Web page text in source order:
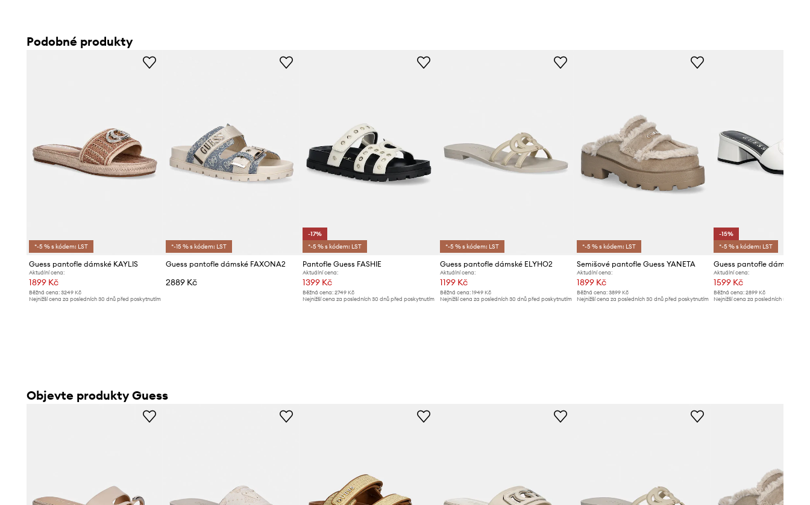
Výrobce
Podobné produkty
*-5 % s kódem: LST
Guess pantofle dámské KAYLIS
Aktuální cena:
1899 Kč
Běžná cena: 3249 Kč
Nejnižší cena za posledních 30 dnů před poskytnutím
*-15 % s kódem: LST
Guess pantofle dámské FAXONA2
2889 Kč
-17%
*-5 % s kódem: LST
Pantofle Guess FASHIE
Aktuální cena:
1399 Kč
Běžná cena: 2749 Kč
Nejnižší cena za posledních 30 dnů před poskytnutím
*-5 % s kódem: LST
Guess pantofle dámské ELYHO2
Aktuální cena:
1199 Kč
Běžná cena: 1949 Kč
Nejnižší cena za posledních 30 dnů před poskytnutím
*-5 % s kódem: LST
Semišové pantofle Guess YANETA
Aktuální cena:
1899 Kč
Běžná cena:3899 Kč
Nejnižší cena za posledních 30 dnů před poskytnutím
-15%
*-5 % s kódem: LST
Aktuální cena:
1599 Kč
Běžná cena: 2899 Kč
Nejnižší cena za posledních 30 dnů
Objevte produkty Guess